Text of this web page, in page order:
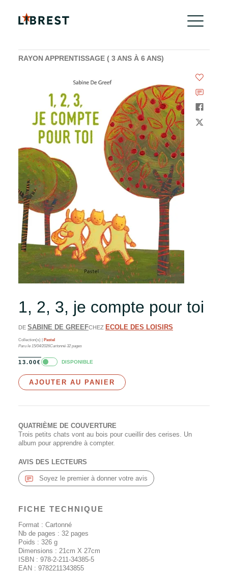
RAYON APPRENTISSAGE ( 3 ANS À 6 ANS)
1, 2, 3, je compte pour toi
DE SABINE DE GREEFCHEZ ECOLE DES LOISIRS
Collection(s) |
Pastel
Paru le 15/04/2026Cartonné 32pages
13.00€ DISPONIBLE
AJOUTER AU PANIER
QUATRIÈME DE COUVERTURE
Trois petits chats vont au bois pour cueillir des cerises. Un
album pour apprendre à compter.
AVIS DES LECTEURS
Soyez le premier à donner votre avis
FICHE TECHNIQUE
Format : Cartonné
Nb de pages : 32 pages
Poids : 326 g
Dimensions : 21cm X 27cm
ISBN : 978-2-211-34385-5
EAN : 9782211343855